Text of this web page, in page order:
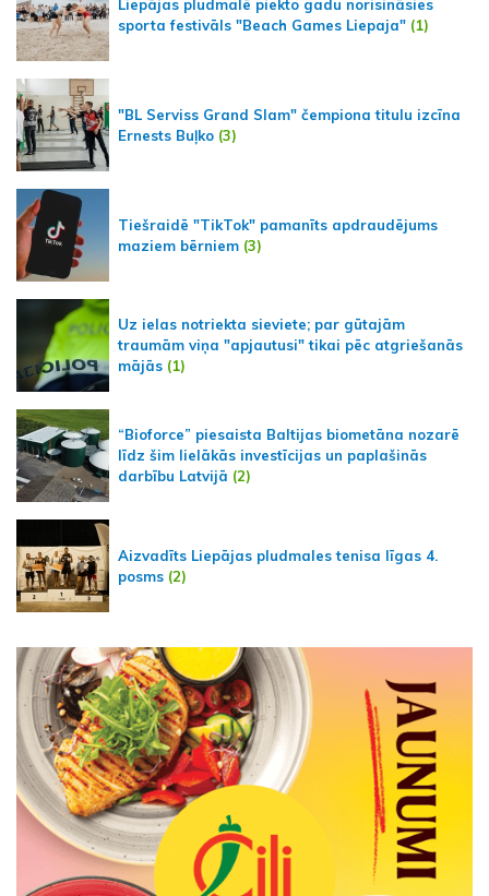
Liepājas pludmalē piekto gadu norisināsies
sporta festivāls "Beach Games Liepaja" (1)
"BL Serviss Grand Slam" čempiona titulu izcīna
Ernests Buļko (3)
Tiešraidē "TikTok" pamanīts apdraudējums
maziem bērniem (3)
Uz ielas notriekta sieviete; par gūtajām
traumām viņa "apjautusi" tikai pēc atgriešanās
mājās (1)
“Bioforce” piesaista Baltijas biometāna nozarē
līdz šim lielākās investīcijas un paplašinās
darbību Latvijā (2)
Aizvadīts Liepājas pludmales tenisa līgas 4.
posms (2)